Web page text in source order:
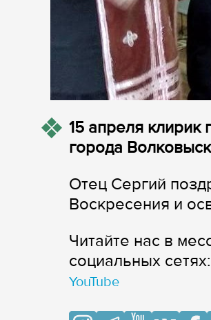
15 апреля
города
Отец Сергий
Воскресения и
Читайте нас в
cоциальных сетях:
YouTube